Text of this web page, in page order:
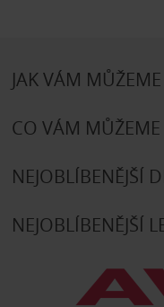
JAK VÁM
CO VÁM
NEJOBLÍBENĚJŠÍ
NEJOBLÍBENĚJŠÍ